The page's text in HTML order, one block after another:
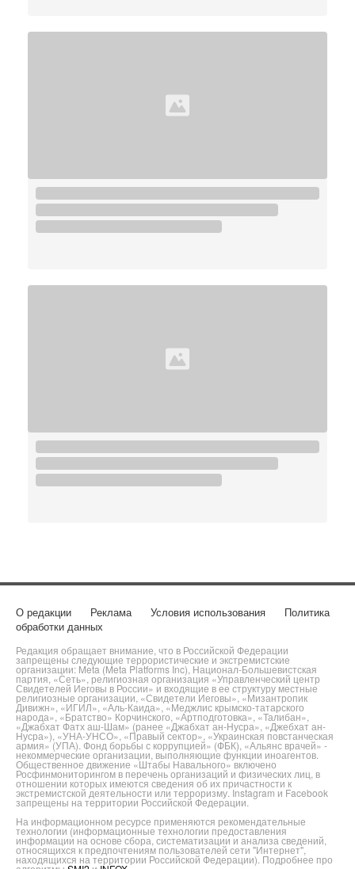
О редакции Реклама Условия использования
Политика
обработки данных
Редакция обращает внимание, что в Российской Федерации
запрещены следующие террористические и экстремистские
организации: Meta (Meta Platforms Inc), Национал-Большевистская
партия, «Сеть», религиозная организация «Управленческий центр
Свидетелей Иеговы в России» и входящие в ее структуру местные
религиозные организации, «Свидетели Иеговы», «Мизантропик
Дивижн», «ИГИЛ», «Аль-Каида», «Меджлис крымско-татарского
народа», «Братство» Корчинского, «Артподготовка», «Талибан»,
«Джабхат Фатх аш-Шам» (ранее «Джабхат ан-Нусра», «Джебхат ан-
Нусра»), «УНА-УНСО», «Правый сектор», «Украинская повстанческая
армия» (УПА). Фонд борьбы с коррупцией» (ФБК), «Альянс врачей» -
некоммерческие организации, выполняющие функции иноагентов.
Общественное движение «Штабы Навального» включено
Росфинмониторингом в перечень организаций и физических лиц, в
отношении которых имеются сведения об их причастности к
экстремистской деятельности или терроризму. Instagram и Facebook
запрещены на территории Российской Федерации.
На информационном ресурсе применяются рекомендательные
технологии (информационные технологии предоставления
информации на основе сбора, систематизации и анализа сведений,
относящихся к предпочтениям пользователей сети "Интернет",
находящихся на территории Российской Федерации). Подробнее про